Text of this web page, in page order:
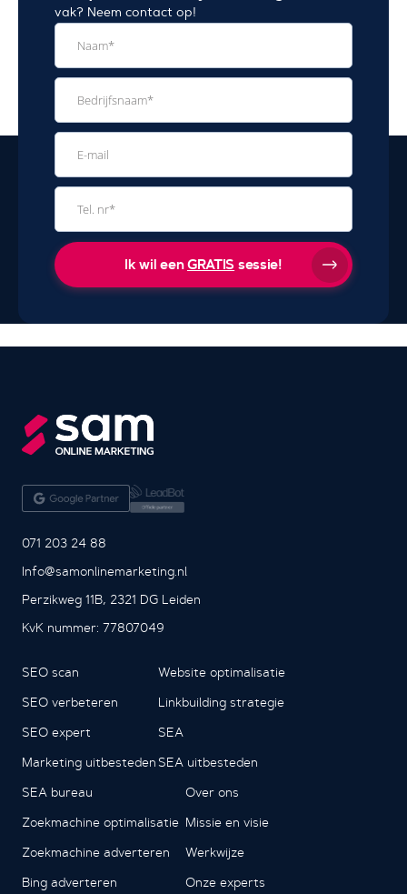
vak? Neem contact op!
Ik wil eenGRATIS sessie!
071 203 24 88
Info@samonlinemarketing.nl
Perzikweg 11B, 2321 DG Leiden
KvK nummer: 77807049
SEO scan
SEO verbeteren
SEO expert
Marketing uitbesteden
Website optimalisatie
Linkbuilding strategie
SEA
SEA uitbesteden
SEA bureau
Zoekmachine optimalisatie
Zoekmachine adverteren
Bing adverteren
Over ons
Missie en visie
Werkwijze
Onze experts